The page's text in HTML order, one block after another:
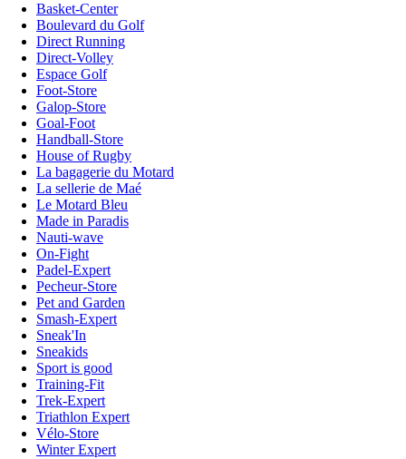
Basket-Center
Boulevard du Golf
Direct Running
Direct-Volley
Espace Golf
Foot-Store
Galop-Store
Goal-Foot
Handball-Store
House of Rugby
La bagagerie du Motard
La sellerie de Maé
Le Motard Bleu
Made in Paradis
Nauti-wave
On-Fight
Padel-Expert
Pecheur-Store
Pet and Garden
Smash-Expert
Sneak'In
Sneakids
Sport is good
Training-Fit
Trek-Expert
Triathlon Expert
Vélo-Store
Winter Expert